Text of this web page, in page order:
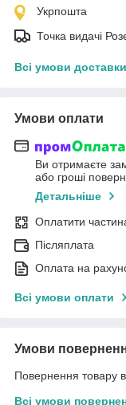
Укрпошта
Точка видачі
Всі умови доставки
Умови оплати
Ви отримаєте
або гроші
Детальніше
Оплатити
Післяплата
Оплата на
Всі умови оплати
Умови
Повернення товару
Всі умови